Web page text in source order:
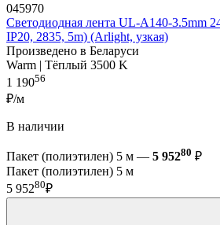
045970
Светодиодная лента UL-A140-3.5mm
IP20, 2835, 5m) (Arlight, узкая)
Произведено в Беларуси
Warm | Тёплый 3500 K
1 19056
₽/м
В наличии
Пакет (полиэтилен) 5 м — 5 95280 ₽
Пакет (полиэтилен) 5 м
5 95280₽